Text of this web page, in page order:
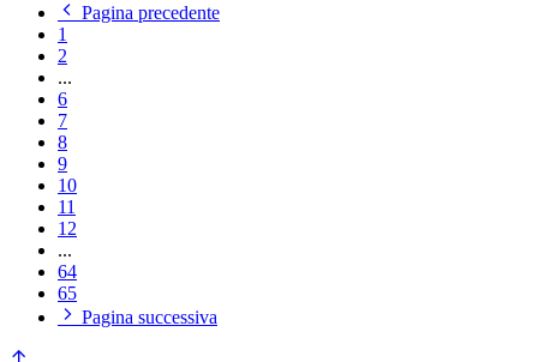
Pagina precedente
1
2
...
6
7
8
9
10
11
12
...
64
65
Pagina successiva